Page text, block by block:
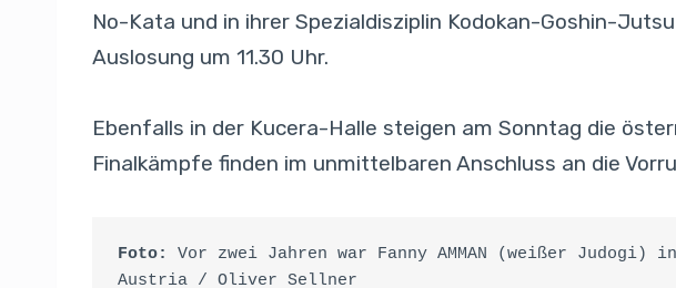
No-Kata und in ihrer Spezialdisziplin Kodokan-Goshin-
Auslosung um 11.30 Uhr.
Ebenfalls in der Kucera-Halle steigen am Sonntag die
Finalkämpfe finden im unmittelbaren Anschluss an die
Foto: Vor zwei Jahren war Fanny AMMAN (weißer
Austria / Oliver Sellner